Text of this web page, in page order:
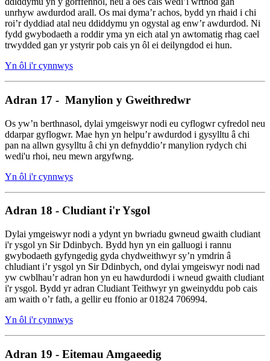
unrhyw awdurdod arall. Os mai dyma’r achos, bydd yn rhaid i chi
roi’r dyddiad atal neu ddiddymu yn ogystal ag enw’r awdurdod. Ni
fydd gwybodaeth a roddir yma yn eich atal yn awtomatig rhag cael
trwydded gan yr ystyrir pob cais yn ôl ei deilyngdod ei hun.
Yn ôl i'r cynnwys
Adran 17 - Manylion y Gweithredwr
Os yw’n berthnasol, dylai ymgeiswyr nodi eu cyflogwr cyfredol neu
ddarpar gyflogwr. Mae hyn yn helpu’r awdurdod i gysylltu â chi
pan na allwn gysylltu â chi yn defnyddio’r manylion rydych chi
wedi'u rhoi, neu mewn argyfwng.
Yn ôl i'r cynnwys
Adran 18 - Cludiant i'r Ysgol
Dylai ymgeiswyr nodi a ydynt yn bwriadu gwneud gwaith cludiant
i'r ysgol yn Sir Ddinbych. Bydd hyn yn ein galluogi i rannu
gwybodaeth gyfyngedig gyda chydweithwyr sy’n ymdrin â
chludiant i’r ysgol yn Sir Ddinbych, ond dylai ymgeiswyr nodi nad
yw cwblhau’r adran hon yn eu hawdurdodi i wneud gwaith cludiant
i'r ysgol. Bydd yr adran Cludiant Teithwyr yn gweinyddu pob cais
am waith o’r fath, a gellir eu ffonio ar 01824 706994.
Yn ôl i'r cynnwys
Adran 19 - Eitemau Amgaeedig